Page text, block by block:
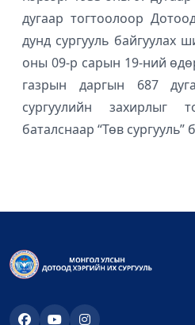
дугаар тогтоолоор
дунд сургууль байгуулах
оны 09-р сарын 19-ний
газрын даргын 687
сургуулийн захирлыг
баталснаар “Төв сургууль”